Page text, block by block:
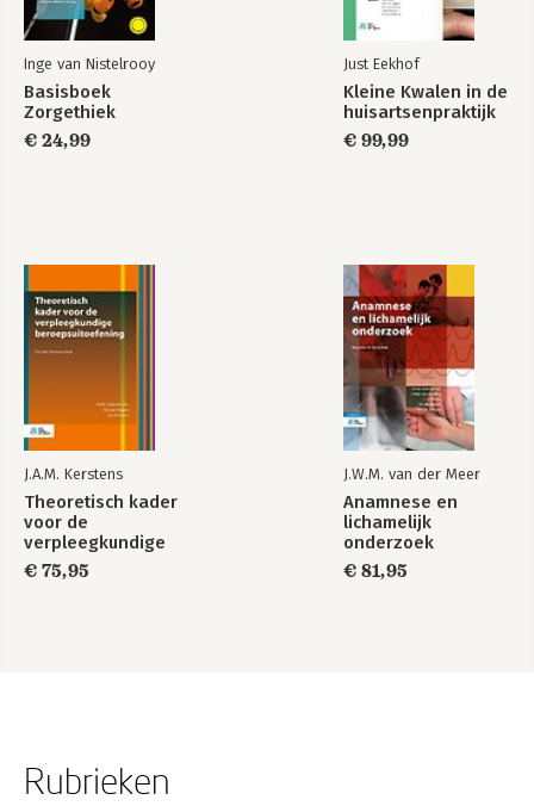
Inge van Nistelrooy
Basisboek
Zorgethiek
€ 24,99
Just Eekhof
Kleine Kwalen in de
huisartsenpraktijk
€ 99,99
J.A.M. Kerstens
Theoretisch kader
voor de
verpleegkundige
beroepsuitoefening
€ 75,95
J.W.M. van der Meer
Anamnese en
lichamelijk
onderzoek
€ 81,95
Rubrieken